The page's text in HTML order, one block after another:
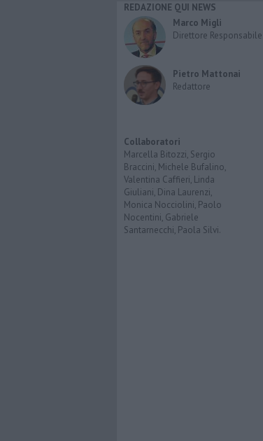
REDAZIONE QUI NEWS
Marco Migli
Direttore Responsabile
Pietro Mattonai
Redattore
Collaboratori
Marcella Bitozzi, Sergio
Braccini, Michele Bufalino,
Valentina Caffieri, Linda
Giuliani, Dina Laurenzi,
Monica Nocciolini, Paolo
Nocentini, Gabriele
Santarnecchi, Paola Silvi.